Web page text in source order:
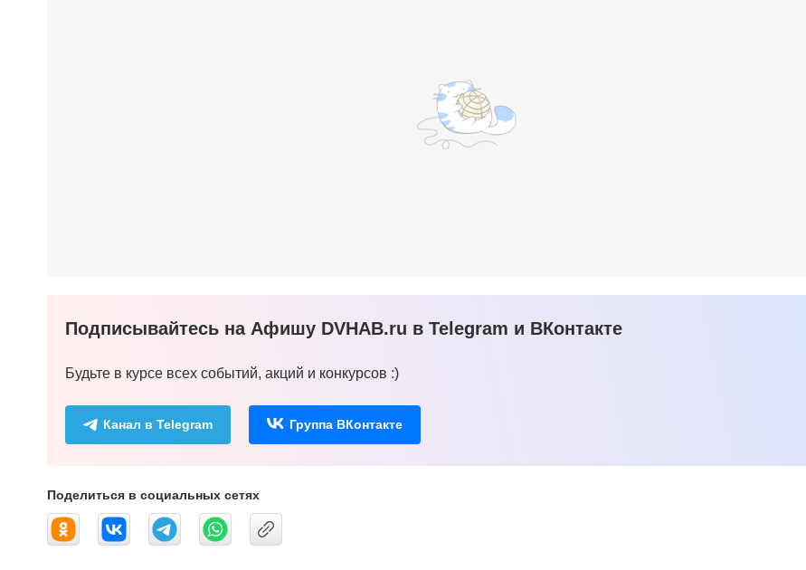
Подписывайтесь на Афишу DVHAB.ru в Telegram и ВКонтакте
Будьте в курсе всех событий, акций и конкурсов :)
Канал в Telegram Группа ВКонтакте
Поделиться в социальных сетях